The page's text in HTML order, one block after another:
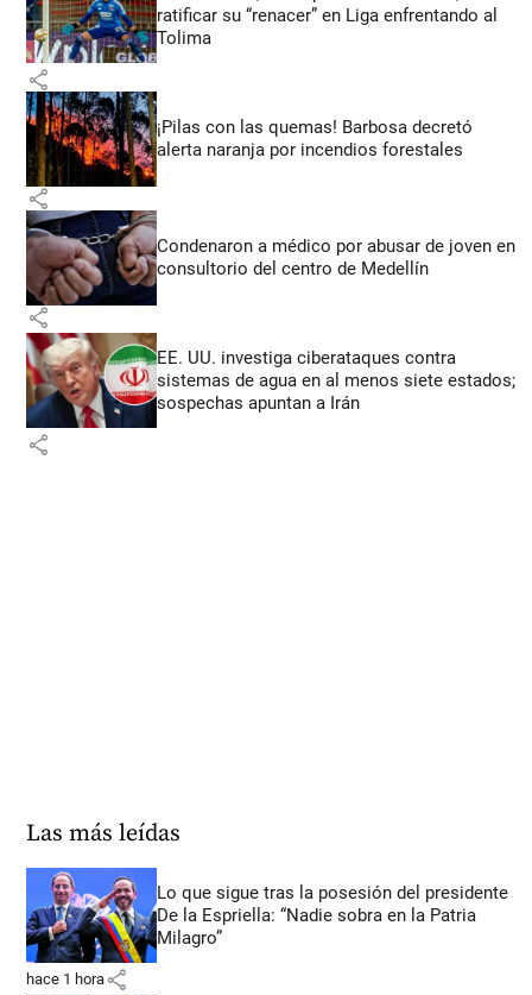
ratificar su “renacer” en Liga enfrentando al
Tolima
share
¡Pilas con las quemas! Barbosa decretó
alerta naranja por incendios forestales
share
Condenaron a médico por abusar de joven en
consultorio del centro de Medellín
share
EE. UU. investiga ciberataques contra
sistemas de agua en al menos siete estados;
sospechas apuntan a Irán
share
Las más leídas
Lo que sigue tras la posesión del presidente
De la Espriella: “Nadie sobra en la Patria
Milagro”
hace 1 hora share